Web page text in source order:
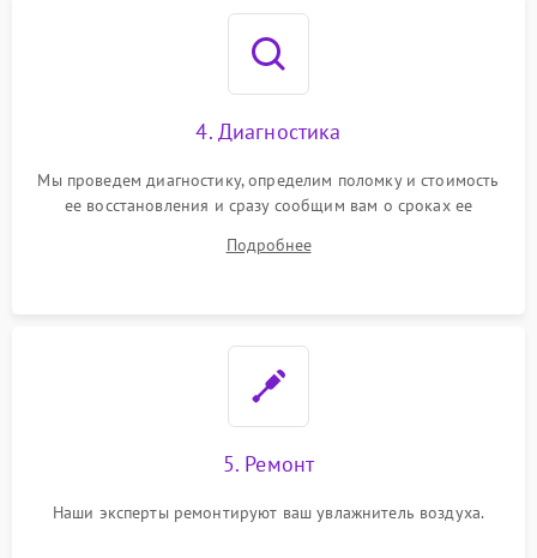
4. Диагностика
Мы проведем диагностику, определим поломку и стоимость
ее восстановления и сразу сообщим вам о сроках ее
Подробнее
5. Ремонт
Наши эксперты ремонтируют ваш увлажнитель воздуха.